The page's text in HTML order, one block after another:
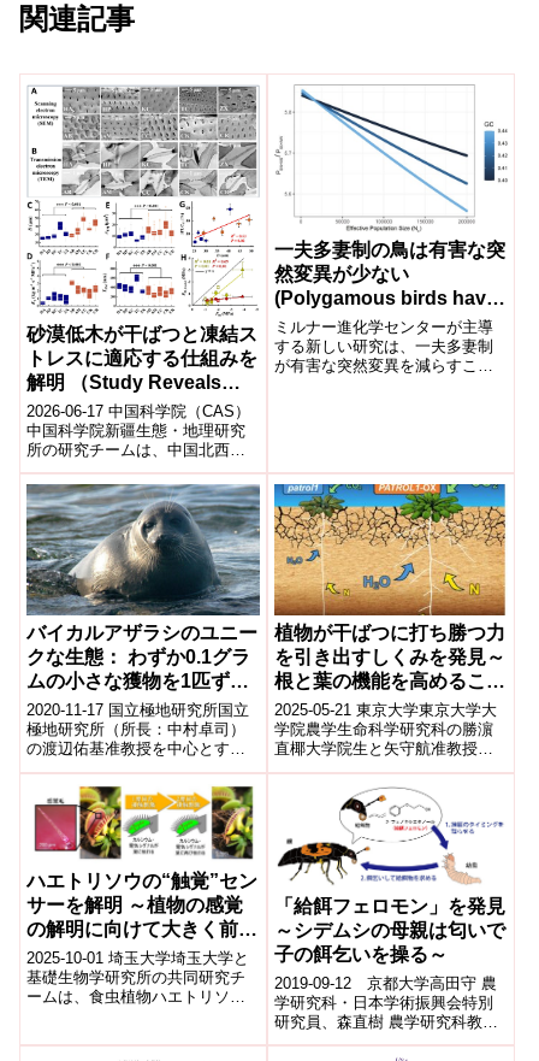
関連記事
砂漠低木が干ばつと凍結ス
トレスに適応する仕組みを
解明 （Study Reveals
How Desert Shrubs Cope
with Drought and
Freezing Stresses）
2026-06-17 中国科学院（CAS）
中国科学院新疆生態・地理研究
所の研究チームは、中国北西部
の温帯砂漠に生育する10種の低
木を対象に、夏季の深刻な干ば
つと...
一夫多妻制の鳥は有害な突
然変異が少ない
(Polygamous birds have
fewer harmful mutations)
ミルナー進化学センターが主導
する新しい研究は、一夫多妻制
が有害な突然変異を減らすこと
バイカルアザラシのユニー
クな生態： わずか0.1グラ
ムの小さな獲物を1匹ずつ
食べていた
2020-11-17 国立極地研究所国立
極地研究所（所長：中村卓司）
の渡辺佑基准教授を中心とする
研究グループは、バイカル湖に
棲むバイカルアザラシが、今ま
でに調べ...
植物が干ばつに打ち勝つ力
を引き出すしくみを発見～
根と葉の機能を高めること
で植物の乾燥ストレスを軽
減～
2025-05-21 東京大学東京大学大
学院農学生命科学研究科の勝濵
直椰大学院生と矢守航准教授ら
の研究グループは、植物が干ば
つに耐える新たな仕組みを発見
しました...
ハエトリソウの“触覚”セン
サーを解明 ～植物の感覚
の解明に向けて大きく前進
～
2025-10-01 埼玉大学埼玉大学と
基礎生物学研究所の共同研究チ
ームは、食虫植物ハエトリソウ
「給餌フェロモン」を発見
～シデムシの母親は匂いで
子の餌乞いを操る～
2019-09-12 京都大学高田守 農
学研究科・日本学術振興会特別
研究員、森直樹 農学研究科教
授、三高雄希 京都工芸繊維大